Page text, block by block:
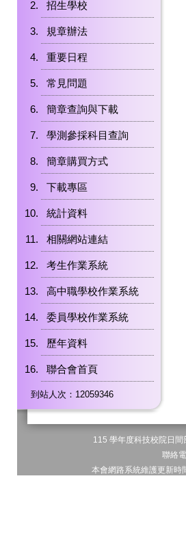
招生學校
規章辦法
重要日程
常見問題
簡章查詢與下載
學測參採科目查詢
簡章購買方式
下載專區
統計資料
相關網站連結
考生作業系統
高中職學校作業系統
委員學校作業系統
歷年資料
聯合會首頁
到站人次：12059346
115 學年度科技校院日
聯絡
本會網路系統維護更新時